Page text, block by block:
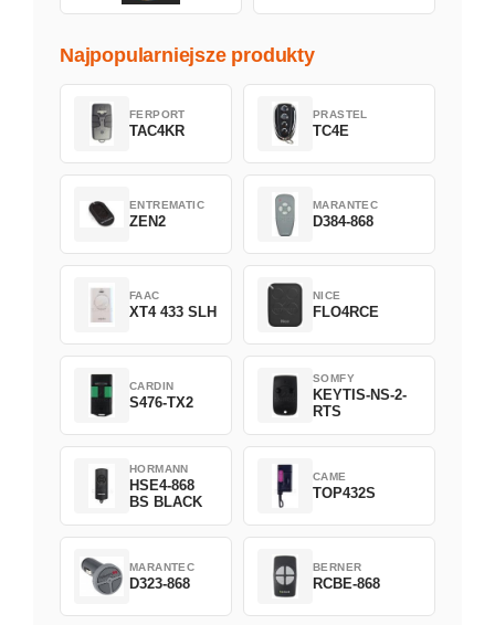
Najpopularniejsze produkty
FERPORT
TAC4KR
PRASTEL
TC4E
ENTREMATIC
ZEN2
MARANTEC
D384-868
FAAC
XT4 433 SLH
NICE
FLO4RCE
CARDIN
S476-TX2
SOMFY
KEYTIS-NS-2-
RTS
HORMANN
HSE4-868
BS BLACK
CAME
TOP432S
MARANTEC
D323-868
BERNER
RCBE-868